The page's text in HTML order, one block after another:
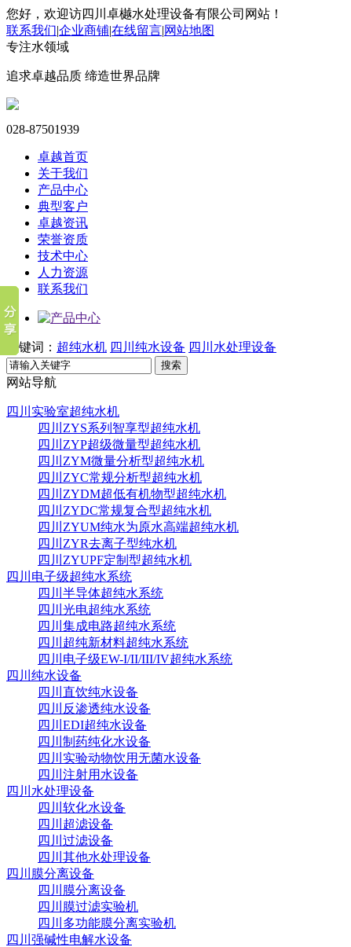
您好，欢迎访四川卓樾水处理设备有限公司网站！
联系我们|企业商铺|在线留言|网站地图
专注水领域
追求卓越品质 缔造世界品牌
028-87501939
卓越首页
关于我们
产品中心
典型客户
卓越资讯
荣誉资质
技术中心
人力资源
联系我们
关键词： 超纯水机 四川纯水设备 四川水处理设备
搜索
网站导航
四川实验室超纯水机
四川ZYS系列智享型超纯水机
四川ZYP超级微量型超纯水机
四川ZYM微量分析型超纯水机
四川ZYC常规分析型超纯水机
四川ZYDM超低有机物型超纯水机
四川ZYDC常规复合型超纯水机
四川ZYUM纯水为原水高端超纯水机
四川ZYR去离子型纯水机
四川ZYUPF定制型超纯水机
四川电子级超纯水系统
四川半导体超纯水系统
四川光电超纯水系统
四川集成电路超纯水系统
四川超纯新材料超纯水系统
四川电子级EW-I/II/III/IV超纯水系统
四川纯水设备
四川直饮纯水设备
四川反渗透纯水设备
四川EDI超纯水设备
四川制药纯化水设备
四川实验动物饮用无菌水设备
四川注射用水设备
四川水处理设备
四川软化水设备
四川超滤设备
四川过滤设备
四川其他水处理设备
四川膜分离设备
四川膜分离设备
四川膜过滤实验机
四川多功能膜分离实验机
四川强碱性电解水设备